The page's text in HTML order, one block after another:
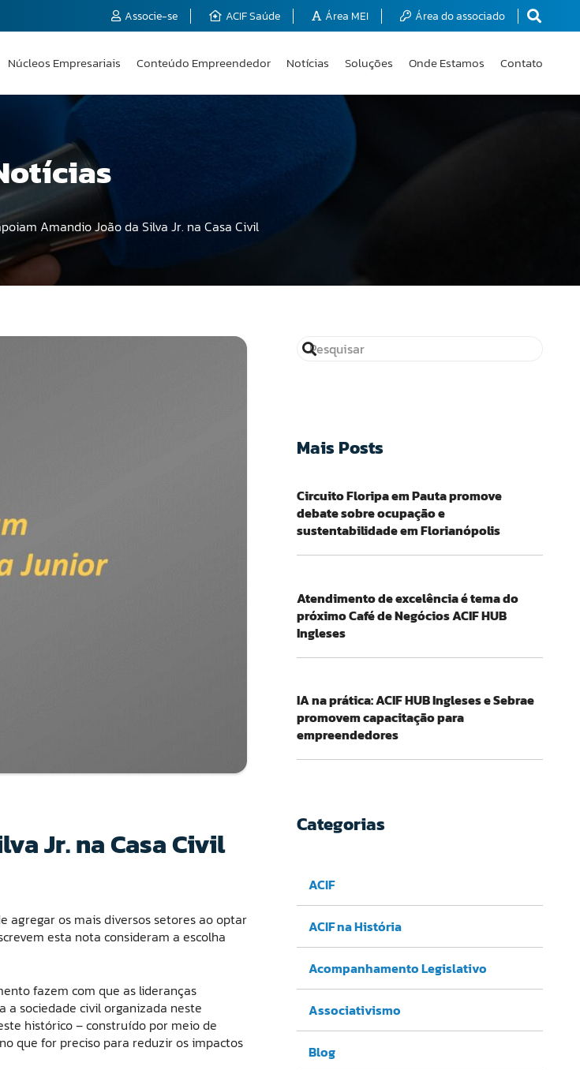
Associe-se ACIF Saúde Área MEI Área do associado
Núcleos Empresariais Conteúdo Empreendedor Notícias Soluções Onde Estamos Contato
Amandio João da Silva Jr. na Casa Civil
Jr. na Casa Civil
agregar os mais diversos setores ao optar
esta nota consideram a escolha
fazem com que as lideranças
a sociedade civil organizada neste
histórico – construído por meio de
que for preciso para reduzir os impactos
Mais Posts
Circuito Floripa em Pauta promove
debate sobre ocupação e
sustentabilidade em Florianópolis
Atendimento de excelência é tema do
próximo Café de Negócios ACIF HUB
Ingleses
IA na prática: ACIF HUB Ingleses e Sebrae
promovem capacitação para
empreendedores
Categorias
ACIF
ACIF na História
Acompanhamento Legislativo
Associativismo
Blog